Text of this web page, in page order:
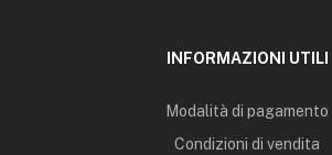
INFORMAZIONI UTILI
Modalità di pagamento
Condizioni di vendita